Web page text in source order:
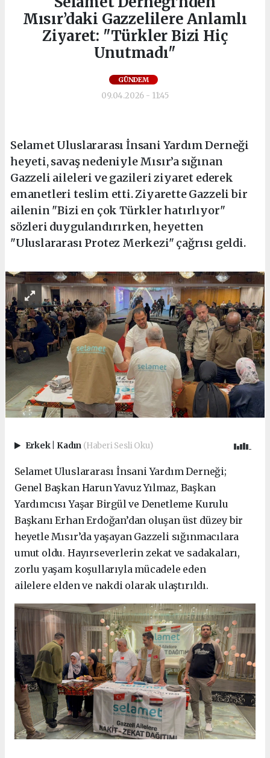
Mısır’daki Gazzelilere Anlamlı
Ziyaret: "Türkler Bizi Hiç
Unutmadı"
GÜNDEM
09.04.2026 - 11:45
Selamet Uluslararası İnsani Yardım Derneği
heyeti, savaş nedeniyle Mısır’a sığınan
Gazzeli aileleri ve gazileri ziyaret ederek
emanetleri teslim etti. Ziyarette Gazzeli bir
ailenin "Bizi en çok Türkler hatırlıyor"
sözleri duygulandırırken, heyetten
"Uluslararası Protez Merkezi" çağrısı geldi.
Erkek Kadın (Haberi Sesli Oku)
Selamet Uluslararası İnsani Yardım Derneği;
Genel Başkan Harun Yavuz Yılmaz, Başkan
Yardımcısı Yaşar Birgül ve Denetleme Kurulu
Başkanı Erhan Erdoğan’dan oluşan üst düzey bir
heyetle Mısır’da yaşayan Gazzeli sığınmacılara
umut oldu. Hayırseverlerin zekat ve sadakaları,
zorlu yaşam koşullarıyla mücadele eden
ailelere elden ve nakdi olarak ulaştırıldı.